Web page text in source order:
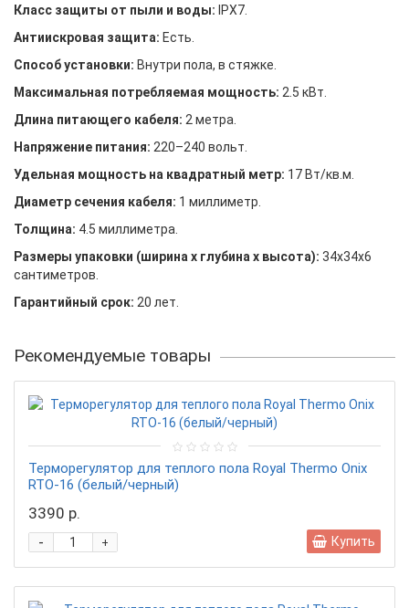
Класс защиты от пыли и воды: IPX7.
Антиискровая защита: Есть.
Способ установки: Внутри пола, в стяжке.
Максимальная потребляемая мощность: 2.5 кВт.
Длина питающего кабеля: 2 метра.
Напряжение питания: 220–240 вольт.
Удельная мощность на квадратный метр: 17 Вт/кв.м.
Диаметр сечения кабеля: 1 миллиметр.
Толщина: 4.5 миллиметра.
Размеры упаковки (ширина х глубина х высота): 34x34x6
сантиметров.
Гарантийный срок: 20 лет.
Рекомендуемые товары
Терморегулятор для теплого пола Royal Thermo Onix
RTO-16 (белый/черный)
3390 р.
+
- Купить